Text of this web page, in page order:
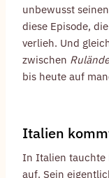
unbewusst
diese Episode,
verlieh. Und
zwischen
bis heute auf
Italien
In Italien tauchte
auf. Sein